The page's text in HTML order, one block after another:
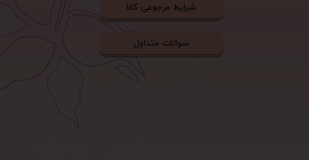
شرایط مرجوعی کالا
سوالات متداول